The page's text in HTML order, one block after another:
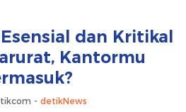
dan Kritikal
Kantormu
- detikNews